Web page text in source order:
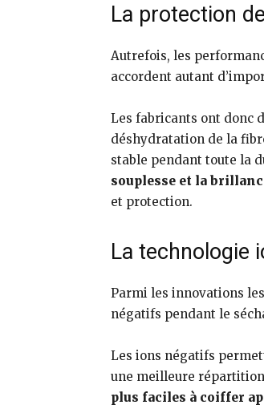
La protection
Autrefois, les
accordent autant
Les fabricants ont donc
déshydratation de la
stable pendant toute la
souplesse et la
et protection.
La technologie
Parmi les innovations
négatifs pendant le
Les ions négatifs
une meilleure
plus faciles à coiffer